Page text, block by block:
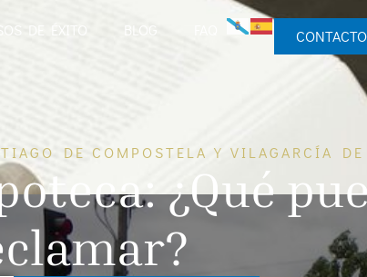
DE ÉXITO BLOG CONTACTO
DE COMPOSTELA Y VILAGARCÍA DE
¿Qué